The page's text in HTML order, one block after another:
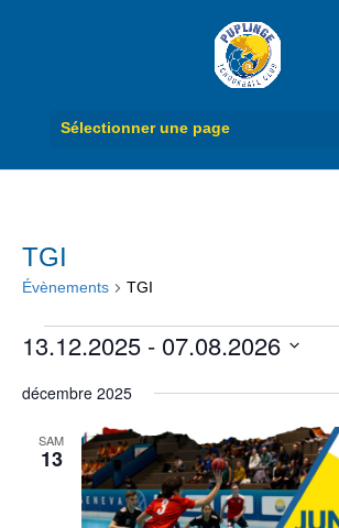
Sélectionner une page
TGI
Évènements TGI
Évènements
13.12.2025 - 07.08.2026
une
décembre 2025
SAM
13